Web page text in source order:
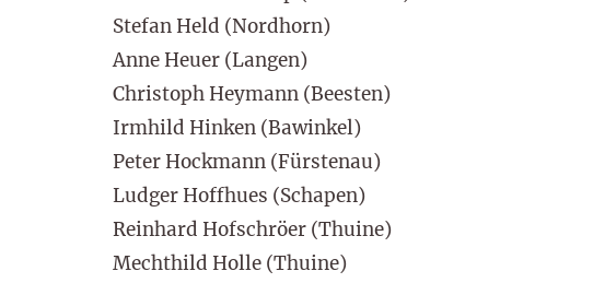
Stefan Held (Nordhorn)
Anne Heuer (Langen)
Christoph Heymann (Beesten)
Irmhild Hinken (Bawinkel)
Peter Hockmann (Fürstenau)
Ludger Hoffhues (Schapen)
Reinhard Hofschröer (Thuine)
Mechthild Holle (Thuine)